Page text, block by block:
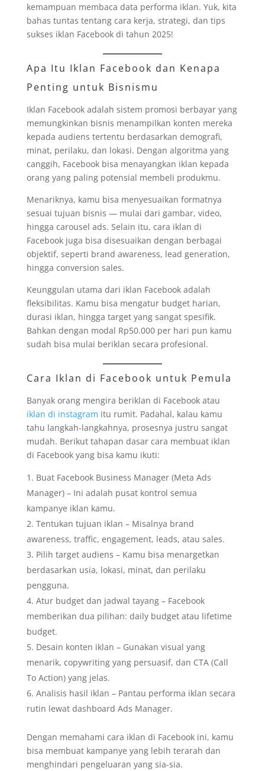
kemampuan membaca data performa iklan. Yuk, kita
bahas tuntas tentang cara kerja, strategi, dan tips
sukses iklan Facebook di tahun 2025!
Apa Itu Iklan Facebook dan Kenapa
Penting untuk Bisnismu
Iklan Facebook adalah sistem promosi berbayar yang
memungkinkan bisnis menampilkan konten mereka
kepada audiens tertentu berdasarkan demografi,
minat, perilaku, dan lokasi. Dengan algoritma yang
canggih, Facebook bisa menayangkan iklan kepada
orang yang paling potensial membeli produkmu.
Menariknya, kamu bisa menyesuaikan formatnya
sesuai tujuan bisnis — mulai dari gambar, video,
hingga carousel ads. Selain itu, cara iklan di
Facebook juga bisa disesuaikan dengan berbagai
objektif, seperti brand awareness, lead generation,
hingga conversion sales.
Keunggulan utama dari iklan Facebook adalah
fleksibilitas. Kamu bisa mengatur budget harian,
durasi iklan, hingga target yang sangat spesifik.
Bahkan dengan modal Rp50.000 per hari pun kamu
sudah bisa mulai beriklan secara profesional.
Cara Iklan di Facebook untuk Pemula
Banyak orang mengira beriklan di Facebook atau
iklan di instagram itu rumit. Padahal, kalau kamu
tahu langkah-langkahnya, prosesnya justru sangat
mudah. Berikut tahapan dasar cara membuat iklan
di Facebook yang bisa kamu ikuti:
Buat Facebook Business Manager (Meta Ads
Manager) – Ini adalah pusat kontrol semua
kampanye iklan kamu.
Tentukan tujuan iklan – Misalnya brand
awareness, traffic, engagement, leads, atau sales.
Pilih target audiens – Kamu bisa menargetkan
berdasarkan usia, lokasi, minat, dan perilaku
pengguna.
Atur budget dan jadwal tayang – Facebook
memberikan dua pilihan: daily budget atau lifetime
budget.
Desain konten iklan – Gunakan visual yang
menarik, copywriting yang persuasif, dan CTA (Call
To Action) yang jelas.
Analisis hasil iklan – Pantau performa iklan secara
rutin lewat dashboard Ads Manager.
Dengan memahami cara iklan di Facebook ini, kamu
bisa membuat kampanye yang lebih terarah dan
menghindari pengeluaran yang sia-sia.